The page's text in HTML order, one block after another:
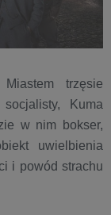
trzęsie
Kuma
w nim bokser,
uwielbienia
i powód strachu